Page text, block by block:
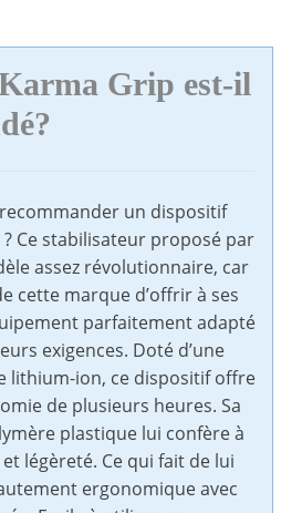
Grip est-il
un dispositif
? Ce stabilisateur proposé par
assez révolutionnaire, car
cette marque d’offrir à ses
parfaitement adapté
exigences. Doté d’une
lithium-ion, ce dispositif offre
de plusieurs heures. Sa
plastique lui confère à
légèreté. Ce qui fait de lui
ergonomique avec